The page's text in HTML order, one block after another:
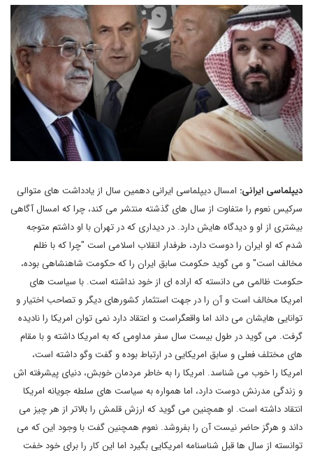
دیپلماسی ایرانی: امسال دیپلماسی ایرانی دهمین سال از یادداشت های متوالی
سرکیس نعوم را متفاوت از سال های گذشته منتشر می کند، چرا که امسال آگاهی
بیشتری از او و دیدگاه هایش دارد. در دیداری که در تهران با او داشتم متوجه
شدم که او ایران را دوست دارد، طرفدار انقلاب اسلامی است "چرا که با ظلم
مخالف است" و می گوید حکومت سابق ایران را که حکومت شاهنشاهی بوده،
حکومت ظالمی می دانسته که اراده ای از خود نداشته است. با سیاست های
امریکا مخالف است و آن را در جهت استثمار کشورهای دیگر و تصاحب اختیار و
توانایی هایشان می داند اما واقعگراست و اعتقاد دارد نمی توان امریکا را نادیده
گرفت. می گوید در طول بیست سال سفر مداومی که به امریکا داشته و با مقام
های مختلف فعلی و سابق امریکایی در ارتباط بوده و گفت وگو داشته است،
امریکا را خوب می شناسد. امریکا را به خاطر مردمان خوبش، دنیای پیشرفته اش
و زندگی مدرنش دوست دارد، اما همواره به سیاست های سلطه جویانه امریکا
انتقاد داشته است. او همچنین می گوید که ارزش قلمش را بالاتر از هر چیز می
داند و هرگز حاضر نیست آن را بفروشد. نعوم همچنین گفت با وجود این که می
توانسته از سال ها قبل شناسنامه امریکایی بگیرد اما این کار را برای خود خفت